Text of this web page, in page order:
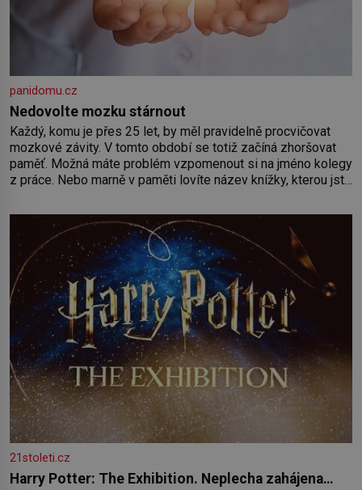
panidomu.cz
Nedovolte mozku stárnout
Každý, komu je přes 25 let, by měl pravidelně procvičovat
mozkové závity. V tomto období se totiž začíná zhoršovat
paměť. Možná máte problém vzpomenout si na jméno kolegy
z práce. Nebo marně v paměti lovíte název knížky, kterou jste
paměť rozhodla stávkovat. Cvičte
21stoleti.cz
Harry Potter: The Exhibition. Neplecha zahájena…